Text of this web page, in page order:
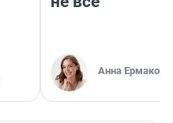
Анна Ермакова